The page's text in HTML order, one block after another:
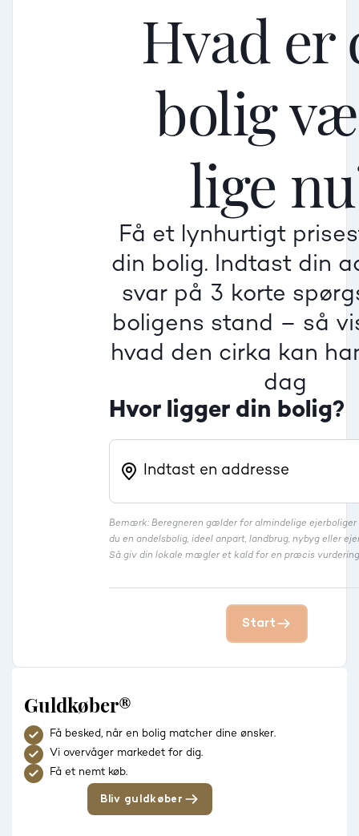
Hvad er
bolig
lige
Få et lynhurtigt
din bolig. Indtast din
svar på 3 korte
boligens stand – så
hvad den cirka kan
dag
Hvor ligger din bolig?
Bemærk: Beregneren gælder for almindelige ejerboliger
du en andelsbolig, ideel anpart, landbrug, nybyg eller
Så giv din lokale mægler et kald for en præcis
Dårlig
Mindre god
Mellem
Dårlig
Mindre god
Mellem
Dårlig
Mindre god
Mellem
Villa
Beregner pris
Start
Guldkøber®
Få besked, når en bolig matcher dine ønsker.
Vi overvåger markedet for dig.
Få et nemt køb.
Bliv guldkøber